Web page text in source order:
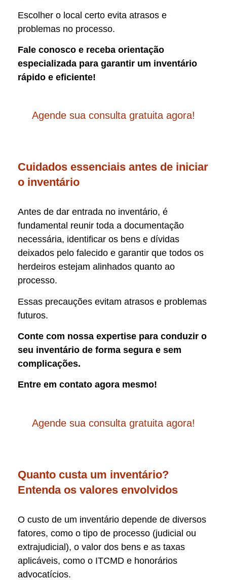
Escolher o local certo evita atrasos e
problemas no processo.
Fale conosco e receba orientação
especializada para garantir um inventário
rápido e eficiente!
Agende sua consulta gratuita agora!
Cuidados essenciais antes de iniciar
o inventário
Antes de dar entrada no inventário, é
fundamental reunir toda a documentação
necessária, identificar os bens e dívidas
deixados pelo falecido e garantir que todos os
herdeiros estejam alinhados quanto ao
processo.
Essas precauções evitam atrasos e problemas
futuros.
Conte com nossa expertise para conduzir o
seu inventário de forma segura e sem
complicações.
Entre em contato agora mesmo!
Agende sua consulta gratuita agora!
Quanto custa um inventário?
Entenda os valores envolvidos
O custo de um inventário depende de diversos
fatores, como o tipo de processo (judicial ou
extrajudicial), o valor dos bens e as taxas
aplicáveis, como o ITCMD e honorários
advocatícios.